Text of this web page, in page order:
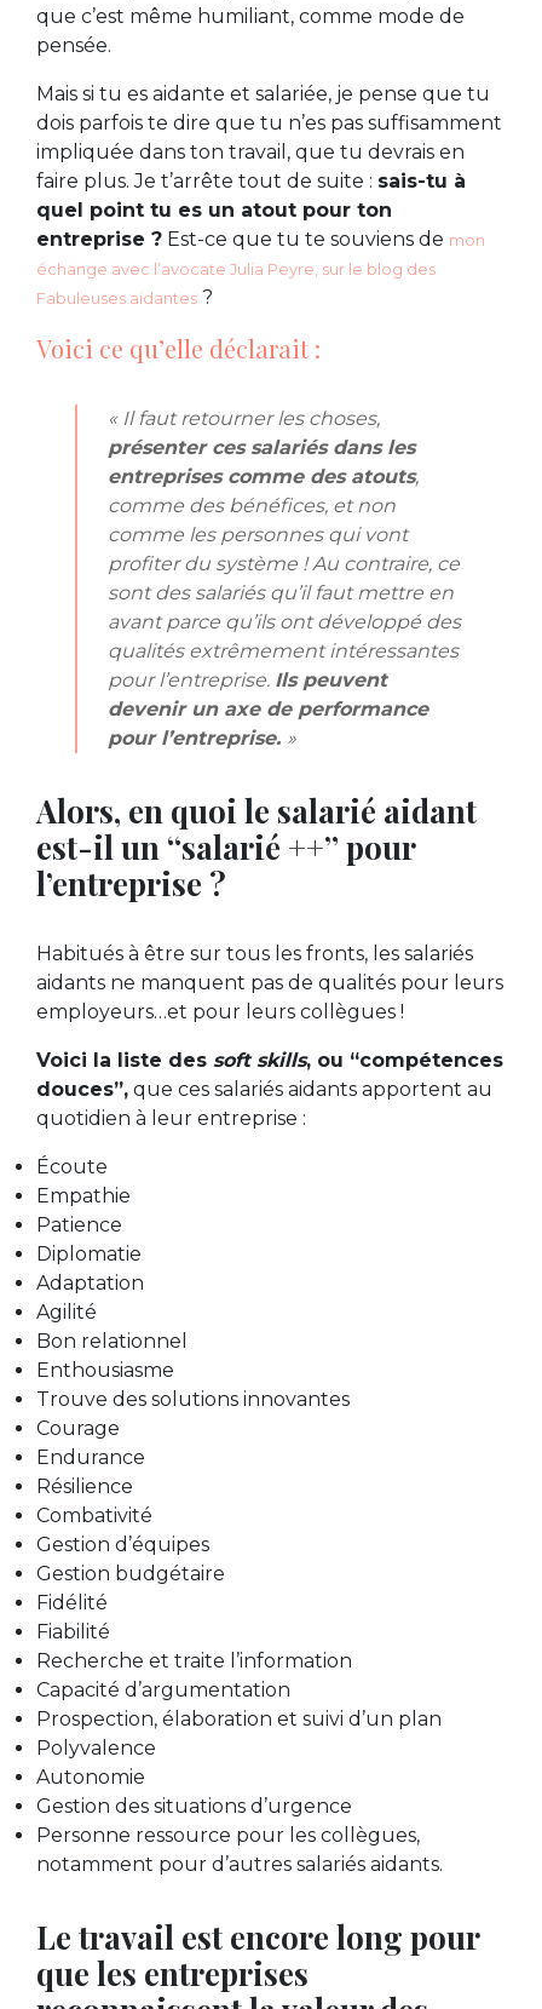
que c’est même humiliant, comme mode de
pensée.
Mais si tu es aidante et salariée, je pense que tu
dois parfois te dire que tu n’es pas suffisamment
impliquée dans ton travail, que tu devrais en
faire plus. Je t’arrête tout de suite : sais-tu à
quel point tu es un atout pour ton
entreprise ? Est-ce que tu te souviens de mon
échange avec l’avocate Julia Peyre, sur le blog des
Fabuleuses aidantes ?
Voici ce qu’elle déclarait :
« Il faut retourner les choses,
présenter ces salariés dans les
entreprises comme des atouts,
comme des bénéfices, et non
comme les personnes qui vont
profiter du système ! Au contraire, ce
sont des salariés qu’il faut mettre en
avant parce qu’ils ont développé des
qualités extrêmement intéressantes
pour l’entreprise. Ils peuvent
devenir un axe de performance
pour l’entreprise. »
Alors, en quoi le salarié aidant
est-il un “salarié ++” pour
l’entreprise ?
Habitués à être sur tous les fronts, les salariés
aidants ne manquent pas de qualités pour leurs
employeurs…et pour leurs collègues !
Voici la liste des soft skills, ou “compétences
douces”, que ces salariés aidants apportent au
quotidien à leur entreprise :
Écoute
Empathie
Patience
Diplomatie
Adaptation
Agilité
Bon relationnel
Enthousiasme
Trouve des solutions innovantes
Courage
Endurance
Résilience
Combativité
Gestion d’équipes
Gestion budgétaire
Fidélité
Fiabilité
Recherche et traite l’information
Capacité d’argumentation
Prospection, élaboration et suivi d’un plan
Polyvalence
Autonomie
Gestion des situations d’urgence
Personne ressource pour les collègues,
notamment pour d’autres salariés aidants.
Le travail est encore long pour
que les entreprises